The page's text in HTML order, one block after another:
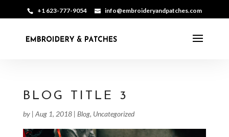
+1 623-777-9054 info@embroideryandpatches.com
BLOG TITLE 3
by | Aug 1, 2018| Blog, Uncategorized